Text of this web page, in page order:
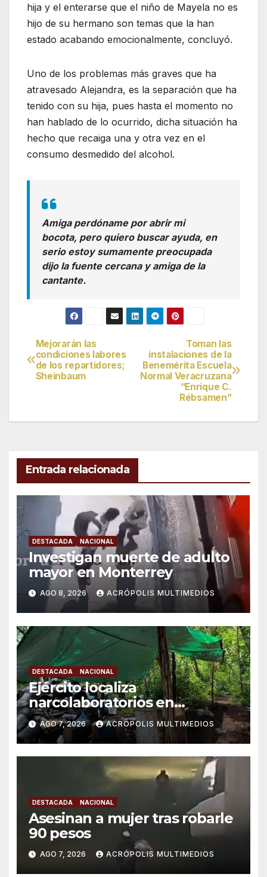
hija y el enterarse que el niño de Mayela no es
hijo de su hermano son temas que la han
estado acabando emocionalmente, concluyó.
Uno de los problemas más graves que ha
atravesado Alejandra, es la separación que ha
tenido con su hija, pues hasta el momento no
han hablado de lo ocurrido, dicha situación ha
hecho que recaiga una y otra vez en el
consumo desmedido del alcohol.
Amiga perdóname por abrir mi
bocota, pero quiero buscar ayuda, en
serio estoy sumamente preocupada
dijo la fuente cercana y amiga de la
cantante.
Navegación
de
Toman las
instalaciones de la
Benemérita Escuela
Normal Veracruzana
“Enrique C.
Rébsamen”
Mejorarán las
condiciones labores
de los repartidores;
Sheinbaum
Entrada relacionada
DESTACADA NACIONAL
Investigan muerte de adulto
mayor en Monterrey
AGO 8, 2026 ACRÓPOLIS MULTIMEDIOS
DESTACADA NACIONAL
Ejército localiza
narcolaboratorios en
Michoacán
AGO 7, 2026 ACRÓPOLIS MULTIMEDIOS
DESTACADA NACIONAL
Asesinan a mujer tras robarle
90 pesos
AGO 7, 2026 ACRÓPOLIS MULTIMEDIOS